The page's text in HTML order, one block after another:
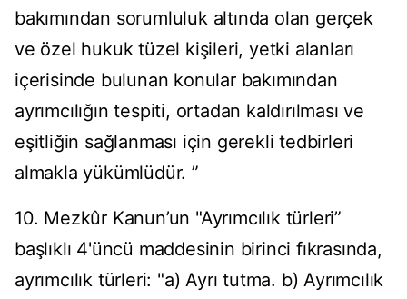
bakımından sorumluluk altında olan gerçek
ve özel hukuk tüzel kişileri, yetki alanları
içerisinde bulunan konular bakımından
ayrımcılığın tespiti, ortadan kaldırılması ve
eşitliğin sağlanması için gerekli tedbirleri
almakla yükümlüdür. ”
10. Mezkûr Kanun’un "Ayrımcılık türleri”
başlıklı 4'üncü maddesinin birinci fıkrasında,
ayrımcılık türleri: "a) Ayrı tutma. b) Ayrımcılık